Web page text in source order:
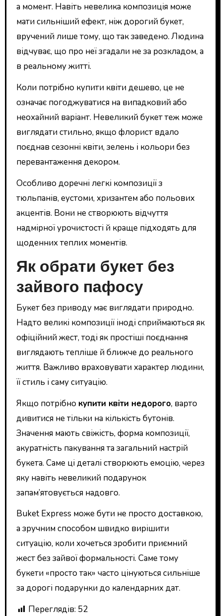
а момент. Навіть невелика композиція може
мати сильніший ефект, ніж дорогий букет,
вручений лише тому, що так заведено. Людина
відчуває, що про неї згадали не за розкладом, а
в реальному житті.
Коли потрібно купити квіти дешево, це не
означає погоджуватися на випадковий або
неохайний варіант. Невеликий букет теж може
виглядати стильно, якщо флорист вдало
поєднав сезонні квіти, зелень і кольори без
перевантаження декором.
Особливо доречні легкі композиції з
тюльпанів, еустоми, хризантем або польових
акцентів. Вони не створюють відчуття
надмірної урочистості й краще підходять для
щоденних теплих моментів.
Як обрати букет без
зайвого пафосу
Букет без приводу має виглядати природно.
Надто великі композиції іноді сприймаються як
офіційний жест, тоді як простіші поєднання
виглядають тепліше й ближче до реального
життя. Важливо враховувати характер людини,
її стиль і саму ситуацію.
Якщо потрібно купити квіти недорого, варто
дивитися не тільки на кількість бутонів.
Значення мають свіжість, форма композиції,
акуратність пакування та загальний настрій
букета. Саме ці деталі створюють емоцію, через
яку навіть невеликий подарунок
запам’ятовується надовго.
Buket Express може бути не просто доставкою,
а зручним способом швидко вирішити
ситуацію, коли хочеться зробити приємний
жест без зайвої формальності. Саме тому
букети «просто так» часто цінуються сильніше
за дорогі подарунки до календарних дат.
Переглядів: 52